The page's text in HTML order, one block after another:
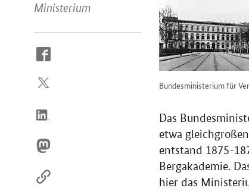
Ministerium
So
Sie
Internet
Bundesministerium für
Das
etwa
entstand 1875-
Bergakademie.
hier das